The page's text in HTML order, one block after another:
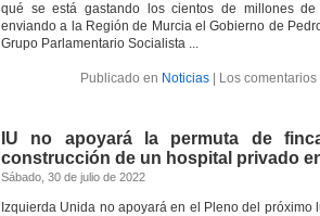
qué se está gastando los cientos de millones
enviando a la Región de Murcia el Gobierno de
Grupo Parlamentario Socialista ...
Publicado en Noticias| Los
IU no apoyará la permuta de
construcción de un hospital privado
Sábado, 30 de julio de 2022
Izquierda Unida no apoyará en el Pleno del próximo